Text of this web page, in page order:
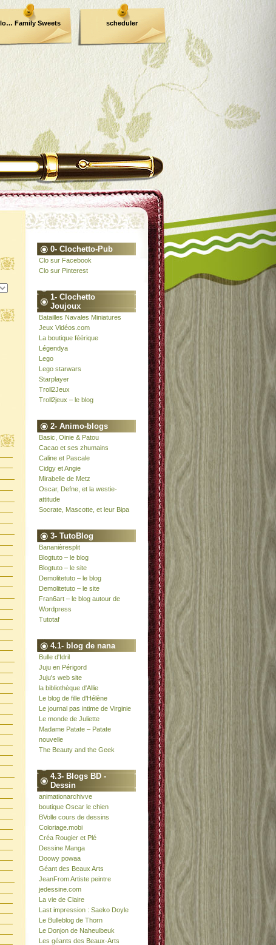
Family Sweets scheduler
0- Clochetto-Pub
Clo sur Facebook
Clo sur Pinterest
1- Clochetto
Joujoux
Batailles Navales Miniatures
Jeux Vidéos.com
La boutique féérique
Légendya
Lego
Lego starwars
Starplayer
Troll2Jeux
Troll2jeux – le blog
2- Animo-blogs
Basic, Oinie & Patou
Cacao et ses zhumains
Caline et Pascale
Cidgy et Angie
Mirabelle de Metz
Oscar, Defne, et la westie-
attitude
Socrate, Mascotte, et leur Bipa
3- TutoBlog
Bananièresplit
Blogtuto – le blog
Blogtuto – le site
Demolitetuto – le blog
Demolitetuto – le site
Fran6art – le blog autour de
Wordpress
Tutotaf
4.1- blog de nana
Bulle d'Idril
Juju en Périgord
Juju's web site
la bibliothèque d'Allie
Le blog de fille d'Hélène
Le journal pas intime de Virginie
Le monde de Juliette
Madame Patate – Patate
nouvelle
The Beauty and the Geek
4.3- Blogs BD -
Dessin
animationarchivve
boutique Oscar le chien
BVolle cours de dessins
Coloriage.mobi
Créa Rougier et Plé
Dessine Manga
Doowy powaa
Géant des Beaux Arts
JeanFrom Artiste peintre
jedessine.com
La vie de Claire
Last impression : Saeko Doyle
Le Bulleblog de Thorn
Le Donjon de Naheulbeuk
Les géants des Beaux-Arts